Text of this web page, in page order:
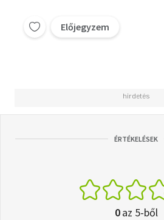
Előjegyzem
ÉRTÉKELÉSEK
0az 5-ből